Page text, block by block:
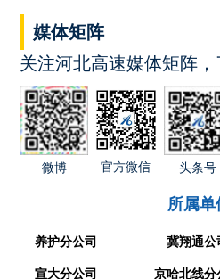
媒体矩阵
关注河北高速媒体矩阵
微博 官方微信 头条号
所属单
养护分公司 冀翔通公
宣大分公司 京哈北线分